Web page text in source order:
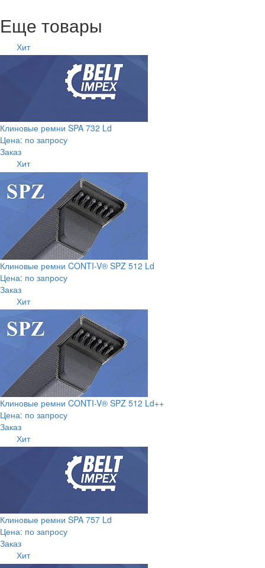
Еще товары
Хит
Клиновые ремни SPA 732 Ld
Цена: по запросу
Заказ
Хит
Клиновые ремни CONTI-V® SPZ 512 Ld
Цена: по запросу
Заказ
Хит
Клиновые ремни CONTI-V® SPZ 512 Ld++
Цена: по запросу
Заказ
Хит
Клиновые ремни SPA 757 Ld
Цена: по запросу
Заказ
Хит